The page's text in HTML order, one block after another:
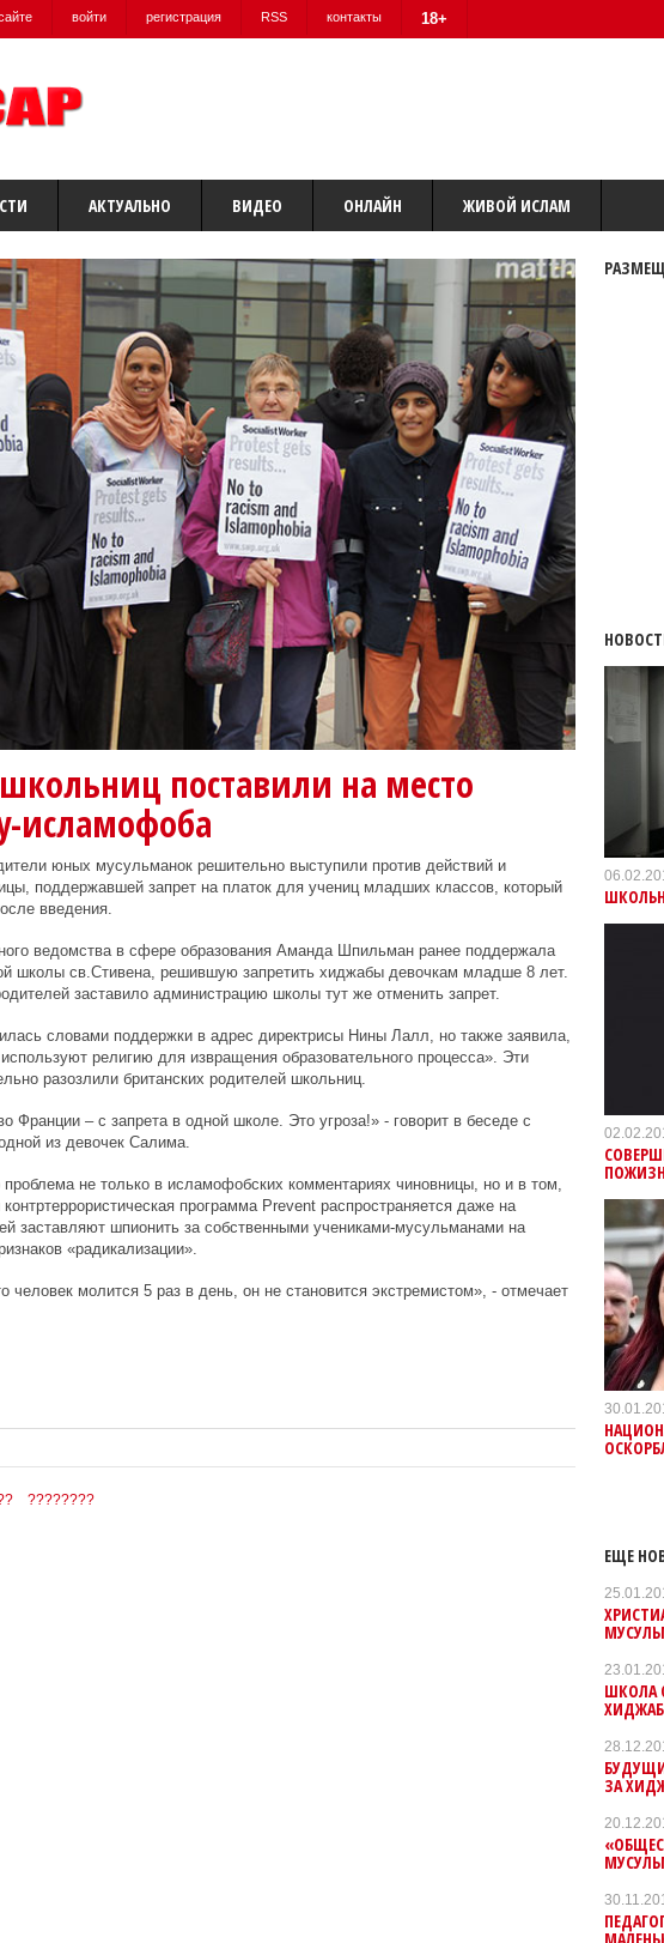
войти регистрация RSS контакты 18+
АКТУАЛЬНО ВИДЕО ОНЛАЙН ЖИВОЙ ИСЛАМ
поставили на место
исламофоба
юных мусульманок решительно выступили против действий и
поддержавшей запрет на платок для учениц младших классов, который
введения.
ведомства в сфере образования Аманда Шпильман ранее поддержала
школы св.Стивена, решившую запретить хиджабы девочкам младше 8 лет.
заставило администрацию школы тут же отменить запрет.
словами поддержки в адрес директрисы Нины Лалл, но также заявила,
религию для извращения образовательного процесса». Эти
разозлили британских родителей школьниц.
Франции – с запрета в одной школе. Это угроза!» - говорит в беседе с
из девочек Салима.
не только в исламофобских комментариях чиновницы, но и в том,
программа Preventраспространяется даже на
заставляют шпионить за собственными учениками-мусульманами на
«радикализации».
человек молится 5 раз в день, он не становится экстремистом», - отмечает
????????
ЕЩЕ
ШКОЛА
ЗА